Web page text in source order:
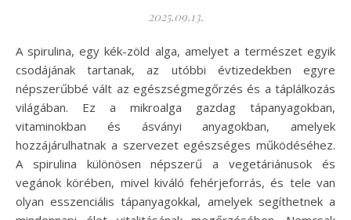
2025.09.13.
A spirulina, egy kék-zöld alga, amelyet a természet egyik
csodájának tartanak, az utóbbi évtizedekben egyre
népszerűbbé vált az egészségmegőrzés és a táplálkozás
világában. Ez a mikroalga gazdag tápanyagokban,
vitaminokban és ásványi anyagokban, amelyek
hozzájárulhatnak a szervezet egészséges működéséhez.
A spirulina különösen népszerű a vegetáriánusok és
vegánok körében, mivel kiváló fehérjeforrás, és tele van
olyan esszenciális tápanyagokkal, amelyek segíthetnek a